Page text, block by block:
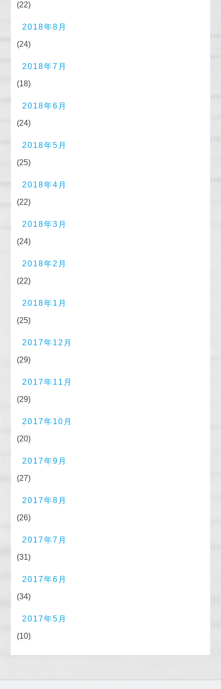
(22)
2018年8月
(24)
2018年7月
(18)
2018年6月
(24)
2018年5月
(25)
2018年4月
(22)
2018年3月
(24)
2018年2月
(22)
2018年1月
(25)
2017年12月
(29)
2017年11月
(29)
2017年10月
(20)
2017年9月
(27)
2017年8月
(26)
2017年7月
(31)
2017年6月
(34)
2017年5月
(10)